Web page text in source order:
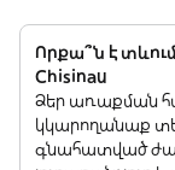
Որքա՞ն է
Chisinau
Ձեր առաքման
կկարողանաք
գնահատված